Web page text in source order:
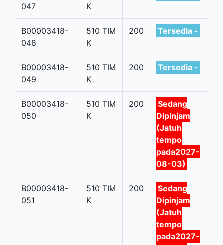
047
K
B00003418-
048
510 TIM
K
200 Tersedia -
B00003418-
049
510 TIM
K
200 Tersedia -
B00003418-
050
510 TIM
K
200
Sedang
Dipinjam
(Jatuh
tempo
pada2027-
08-03)
B00003418-
051
510 TIM
K
200
Sedang
Dipinjam
(Jatuh
tempo
pada2027-